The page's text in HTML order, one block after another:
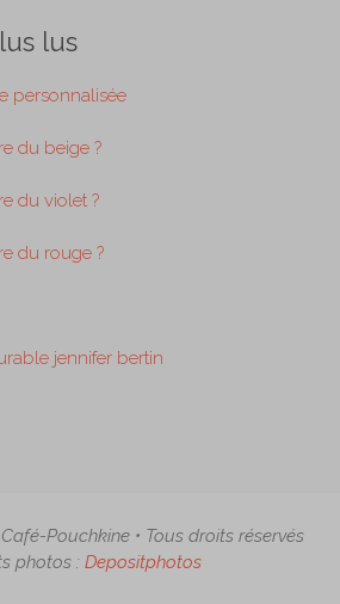
lus
personnalisée
du beige ?
du violet ?
du rouge ?
jennifer bertin
Pouchkine • Tous droits réservés
photos : Depositphotos